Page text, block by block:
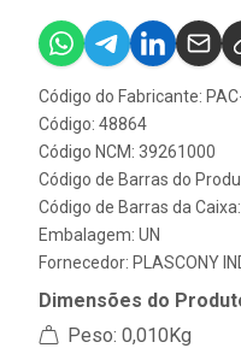
Código do Fabricante:
Código: 48864
Código NCM: 39261000
Código de Barras do
Código de Barras da
Embalagem: UN
Fornecedor: PLASCONY
Dimensões do
Peso: 0,010Kg